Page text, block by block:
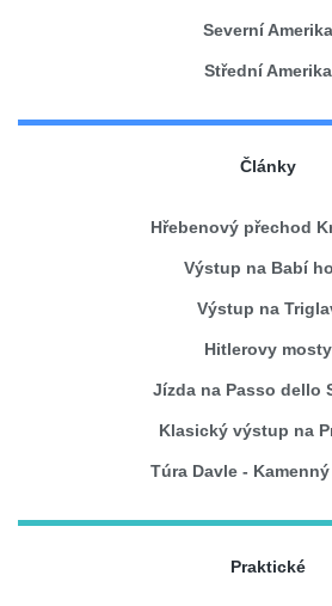
Severní Amerika
Střední Amerika
Články
Hřebenový přechod
Výstup na Babí
Výstup na
Hitlerovy mosty
Jízda na Passo dello
Klasický výstup na
Túra Davle -
Praktické